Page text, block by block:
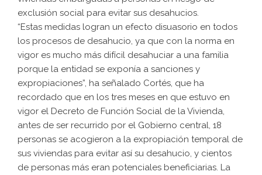
exclusión social para evitar sus desahucios.
“Estas medidas logran un efecto disuasorio en todos
los procesos de desahucio, ya que con la norma en
vigor es mucho más difícil desahuciar a una familia
porque la entidad se exponía a sanciones y
expropiaciones”, ha señalado Cortés, que ha
recordado que en los tres meses en que estuvo en
vigor el Decreto de Función Social de la Vivienda,
antes de ser recurrido por el Gobierno central, 18
personas se acogieron a la expropiación temporal de
sus viviendas para evitar así su desahucio, y cientos
de personas más eran potenciales beneficiarias. La